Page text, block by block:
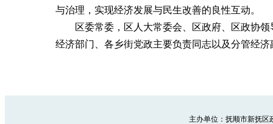
与治理，实现经济发展与民生改善的良性互动。
区委常委，区人大常委会、区政府、区政协
经济部门、各乡街党政主要负责同志以及分管经
主办单位：抚顺市新抚